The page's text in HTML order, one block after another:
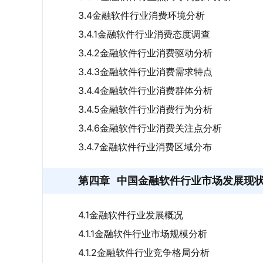
3.4金融软件行业消费环境分析
3.4.1金融软件行业消费态度调查
3.4.2金融软件行业消费驱动分析
3.4.3金融软件行业消费需求特点
3.4.4金融软件行业消费群体分析
3.4.5金融软件行业消费行为分析
3.4.6金融软件行业消费关注点分析
3.4.7金融软件行业消费区域分布
第四章 中国金融软件行业市场发展现
4.1金融软件行业发展概况
4.1.1金融软件行业市场规模分析
4.1.2金融软件行业竞争格局分析